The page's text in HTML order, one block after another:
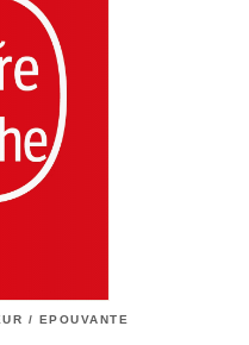
/ EPOUVANTE